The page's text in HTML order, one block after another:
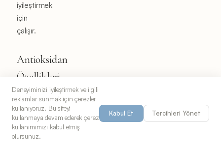
iyileştirmek
için
çalışır.
Antioksidan
Özellikleri
Hibiskus
çayı,
vücuttaki
serbest
Deneyiminizi iyileştirmek ve ilgili
reklamlar sunmak için çerezler
kullanıyoruz. Bu siteyi
kullanmaya devam ederek çerez
kullanımımızı kabul etmiş
olursunuz.
Kabul Et Tercihleri Yönet